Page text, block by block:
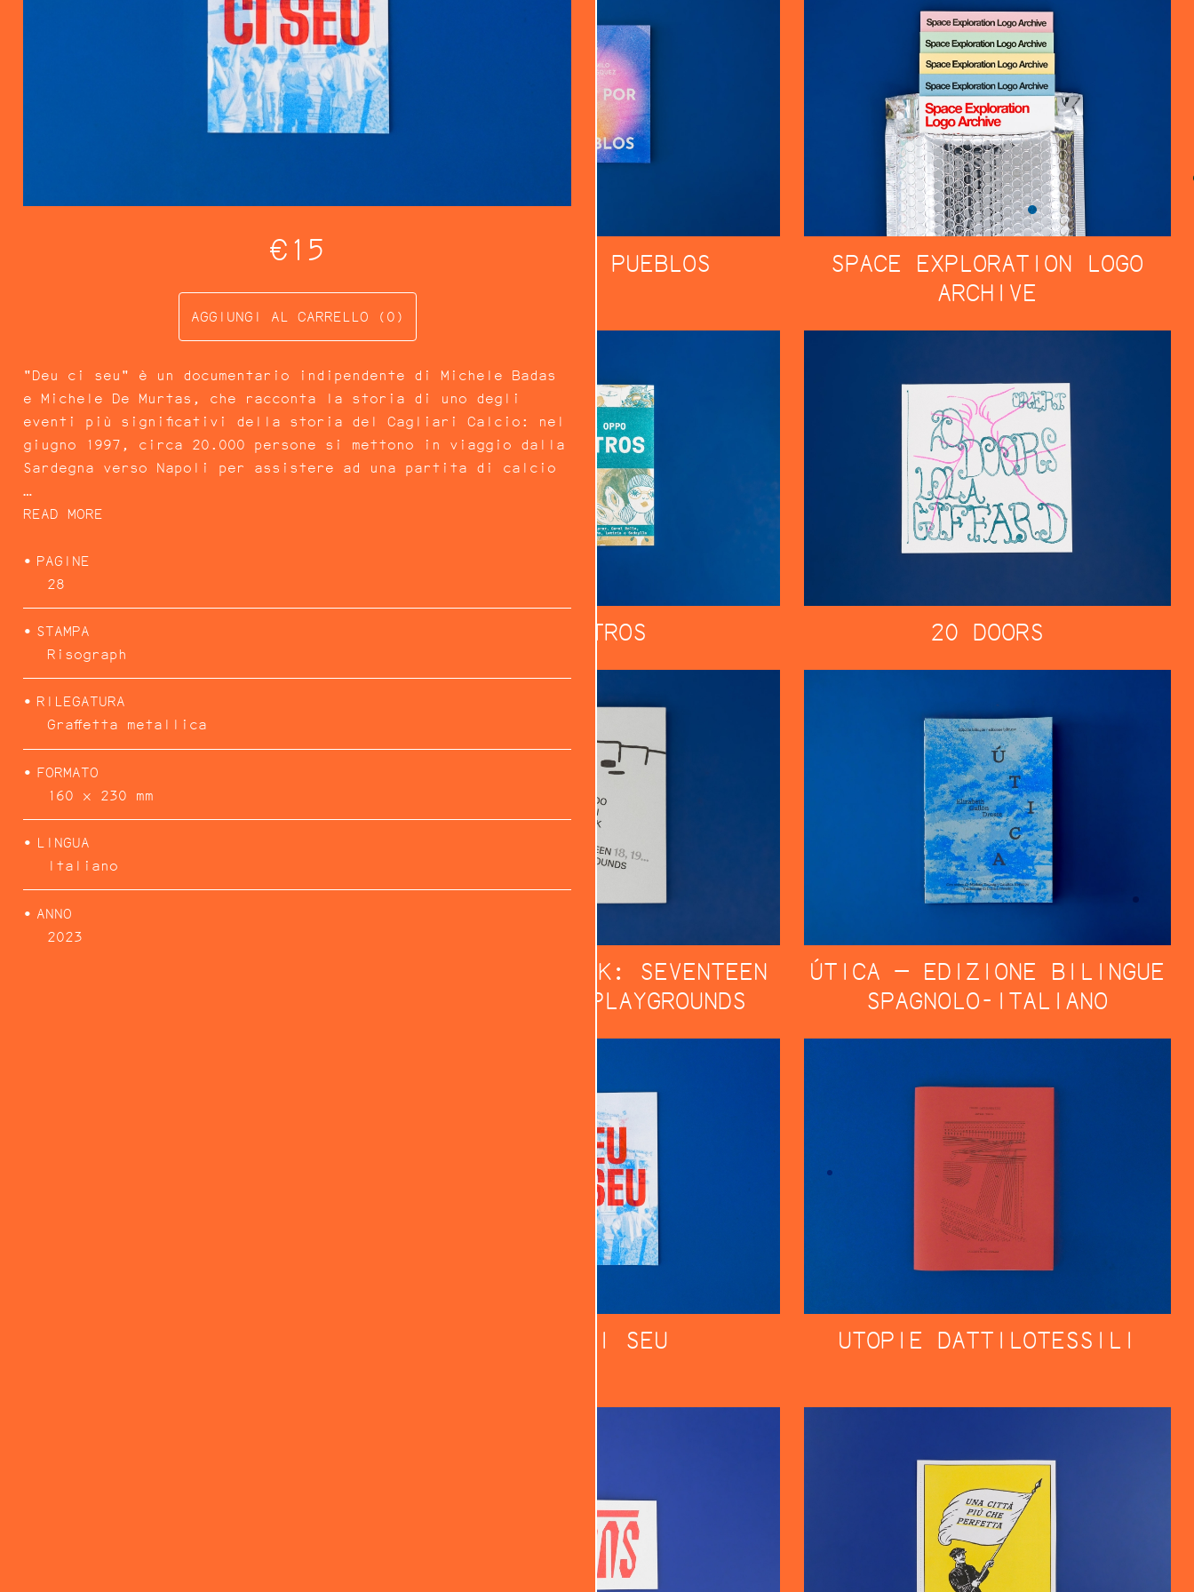
FESTA CAMPESTRE RÍOS POR PUEBLOS
SPACE EXPLORATION LOGO
ARCHIVE
MOSTROS 20 DOORS
ALDO VAN EYCK: SEVENTEEN
18, 19... PLAYGROUNDS
ÚTICA — EDIZIONE BILINGUE
SPAGNOLO-ITALIANO
DEU CI SEU UTOPIE DATTILOTESSILI
€15
AGGIUNGI AL CARRELLO (0)
"Deu ci seu" è un documentario indipendente di Michele Badas
e Michele De Murtas, che racconta la storia di uno degli
eventi più significativi della storia del Cagliari Calcio: nel
giugno 1997, circa 20.000 persone si mettono in viaggio dalla
Sardegna verso Napoli per assistere ad una partita di calcio
…
READ MORE
PAGINE
28
STAMPA
Risograph
RILEGATURA
Graffetta metallica
FORMATO
160 x 230 mm
LINGUA
Italiano
ANNO
2023